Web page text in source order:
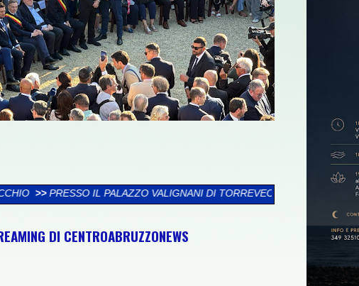
VALIGNANI DI TORREVECCHIA TEATINA SI CHIUDE LA XXVI RASSEGNA
DI CENTROABRUZZONEWS